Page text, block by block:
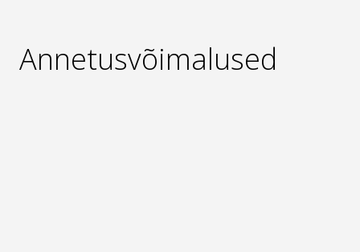
Annetusvõimalused